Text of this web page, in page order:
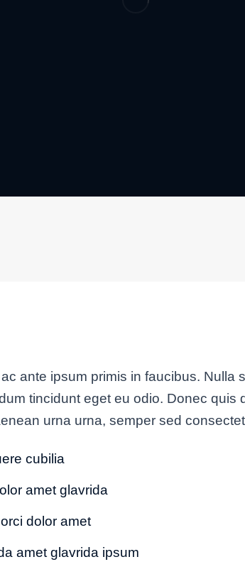
ante ipsum primis in faucibus. Nulla
tincidunt eget eu odio. Donec quis
urna urna, semper sed
cubilia
amet glavrida
dolor amet
amet glavrida ipsum